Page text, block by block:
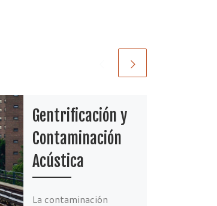
Gentrificación y
Contaminación
Acústica
La contaminación